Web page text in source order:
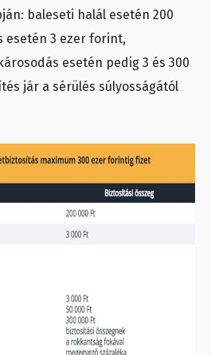
baleseti halál esetén 200
3 ezer forint,
esetén pedig 3 és 300
jár a sérülés súlyosságától